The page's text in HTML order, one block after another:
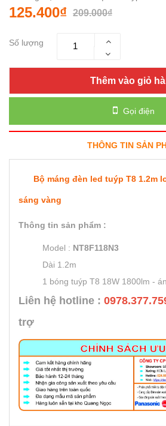
125.400₫ 209.000₫
Số lượng
Thêm vào giỏ
Gọi điện
THÔNG TIN SẢN
Bộ máng đèn led tuýp T8 1.2m
sáng vàng
Thông tin sản phẩm :
Model : NT8F118N3
Dài 1.2m
1 bóng tuýp T8 18W 1800lm -
Liên hệ hotline :
trợ